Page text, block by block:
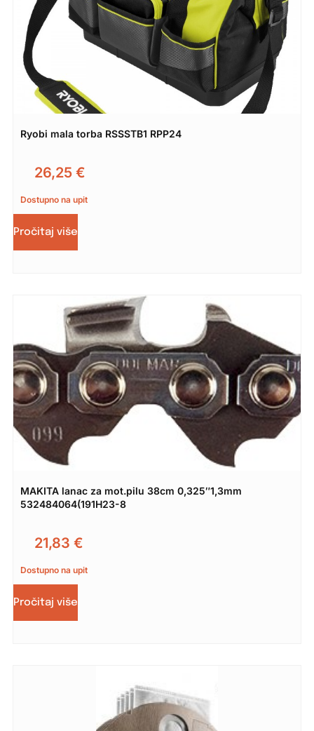
Ryobi mala torba RSSSTB1 RPP24
26,25 €
Dostupno na upit
Pročitaj više
MAKITA lanac za mot.pilu 38cm 0,325″1,3mm
532484064(191H23-8
21,83 €
Dostupno na upit
Pročitaj više